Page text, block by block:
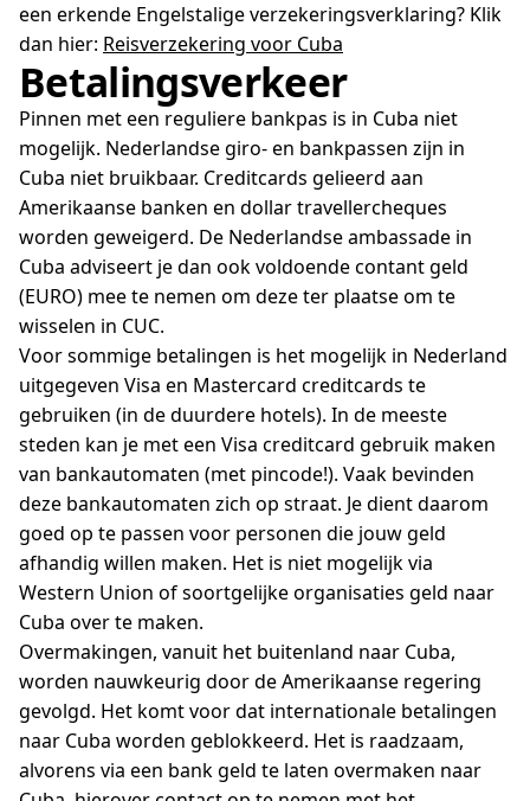
een erkende Engelstalige verzekeringsverklaring? Klik
dan hier: Reisverzekering voor Cuba
Betalingsverkeer
Pinnen met een reguliere bankpas is in Cuba niet
mogelijk. Nederlandse giro- en bankpassen zijn in
Cuba niet bruikbaar. Creditcards gelieerd aan
Amerikaanse banken en dollar travellercheques
worden geweigerd. De Nederlandse ambassade in
Cuba adviseert je dan ook voldoende contant geld
(EURO) mee te nemen om deze ter plaatse om te
wisselen in CUC.
Voor sommige betalingen is het mogelijk in Nederland
uitgegeven Visa en Mastercard creditcards te
gebruiken (in de duurdere hotels). In de meeste
steden kan je met een Visa creditcard gebruik maken
van bankautomaten (met pincode!). Vaak bevinden
deze bankautomaten zich op straat. Je dient daarom
goed op te passen voor personen die jouw geld
afhandig willen maken. Het is niet mogelijk via
Western Union of soortgelijke organisaties geld naar
Cuba over te maken.
Overmakingen, vanuit het buitenland naar Cuba,
worden nauwkeurig door de Amerikaanse regering
gevolgd. Het komt voor dat internationale betalingen
naar Cuba worden geblokkeerd. Het is raadzaam,
alvorens via een bank geld te laten overmaken naar